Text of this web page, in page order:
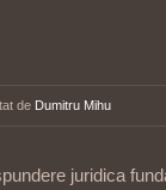
de Dumitru Mihu
juridica